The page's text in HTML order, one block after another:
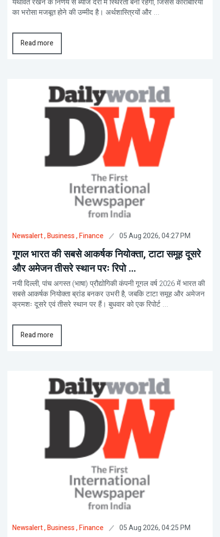
यथावत रखने के निर्णय से ब्याज दरों में स्थिरता बनी रहेगी, जिससे कारोबारियों
का भरोसा मजबूत होने की उम्मीद है। अर्थशास्त्रियों और ...
Read more
Newsalert, Business, Finance 05 Aug 2026, 04:27 PM
गूगल भारत की सबसे आकर्षक नियोक्ता, टाटा समूह दूसरे
और अमेजन तीसरे स्थान परः रिपो ...
नयी दिल्ली, पांच अगस्त (भाषा) प्रौद्योगिकी कंपनी गूगल वर्ष 2026 में भारत की
सबसे आकर्षक नियोक्ता ब्रांड बनकर उभरी है, जबकि टाटा समूह और अमेजन
क्रमशः दूसरे एवं तीसरे स्थान पर हैं। बुधवार को एक रिपोर्ट ...
Read more
Newsalert, Business, Finance 05 Aug 2026, 04:25 PM